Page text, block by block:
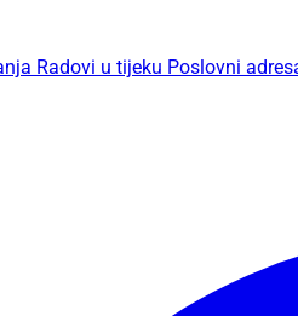
Radovi u tijeku Poslovni